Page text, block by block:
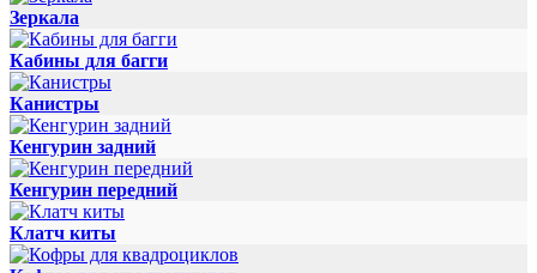
Зеркала
Кабины для багги
Канистры
Кенгурин задний
Кенгурин передний
Клатч киты